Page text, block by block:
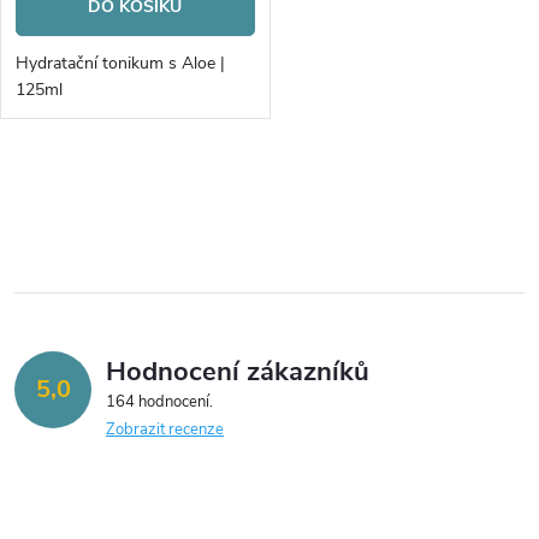
o
d
u
ů
o
d
t
ů
DO KOŠÍKU
Hydratační tonikum s Aloe |
125ml
l
d
a
5,0 Hodnocení zákazníků
164 hodnocení
Zobrazit recenze